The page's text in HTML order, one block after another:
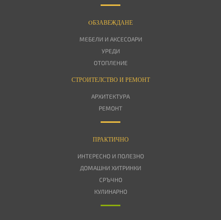
OБЗАВЕЖДАНЕ
МЕБЕЛИ И АКСЕСОАРИ
УРЕДИ
ОТОПЛЕНИЕ
СТРОИТЕЛСТВО И РЕМОНТ
АРХИТЕКТУРА
РЕМОНТ
ПРАКТИЧНО
ИНТЕРЕСНО И ПОЛЕЗНО
ДОМАШНИ ХИТРИНКИ
СРЪЧНО
КУЛИНАРНО